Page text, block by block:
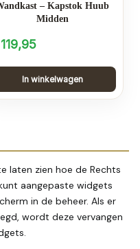
– Kapstok Huub
Midden
In winkelwagen
laten zien hoe de Rechts
aangepaste widgets
in de beheer. Als er
wordt deze vervangen